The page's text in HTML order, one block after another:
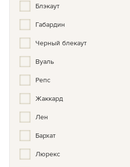
Кухонный
ЛЮКС
Лофт
Меланж
Мелкий рисунок
Минимализм
Модерн
Натуральные цвета
Нюдовый
Блэкаут
Габардин
Черный блекаут
Вуаль
Репс
Жаккард
Лен
Бархат
Люрекс